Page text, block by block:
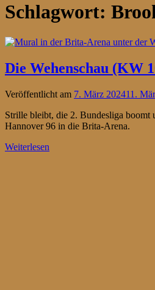
Schlagwort:
Die Wehenschau (KW
Veröffentlicht am 7. März 202411.
Strille bleibt, die 2. Bundesliga boomt
Hannover 96 in die Brita-Arena.
Weiterlesen